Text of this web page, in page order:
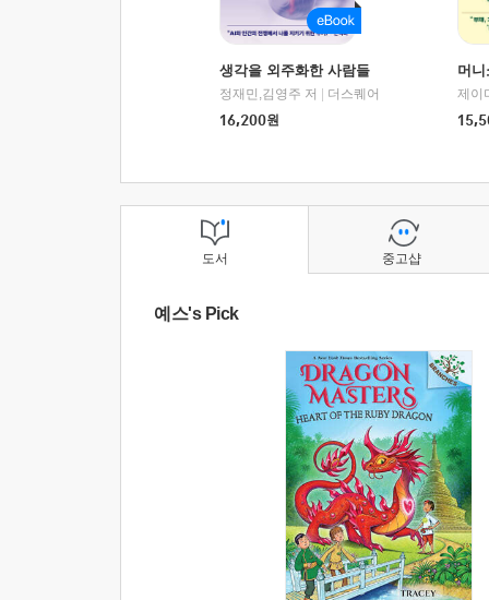
생각을 외주화한 사람들
정재민,김영주 저
더스퀘어
16,200원
머
도서
예스's Pick
중고샵